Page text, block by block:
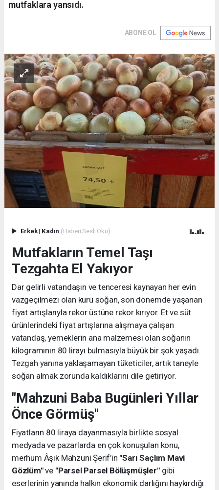
mutfaklara yansıdı.
ABONE OL
Erkek| Kadın (Haberi Sesli Oku)
Mutfakların Temel Taşı
Tezgahta El Yakıyor
Dar gelirli vatandaşın ve tenceresi kaynayan her evin
vazgeçilmezi olan kuru soğan, son dönemde yaşanan
fiyat artışlarıyla rekor üstüne rekor kırıyor. Et ve süt
ürünlerindeki fiyat artışlarına alışmaya çalışan
vatandaş, yemeklerin ana malzemesi olan soğanın
kilogramının 80 lirayı bulmasıyla büyük bir şok yaşadı.
Tezgah yanına yaklaşamayan tüketiciler, artık taneyle
soğan almak zorunda kaldıklarını dile getiriyor.
"Mahzuni Baba Bugünleri Yıllar
Önce Görmüş"
Fiyatların 80 liraya dayanmasıyla birlikte sosyal
medyada ve pazarlarda en çok konuşulan konu,
merhum Âşık Mahzuni Şerif’in "Sarı Saçlım Mavi
Gözlüm"ve "Parsel Parsel Bölüşmüşler"gibi
eserlerinin yanında halkın ekonomik darlığını haykırdığı